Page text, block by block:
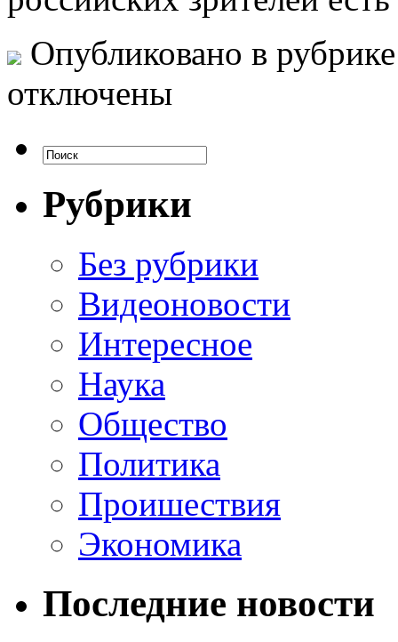
Опубликовано в
отключены
Рубрики
Без рубрики
Видеоновости
Интересное
Наука
Общество
Политика
Проишествия
Экономика
Последние новости